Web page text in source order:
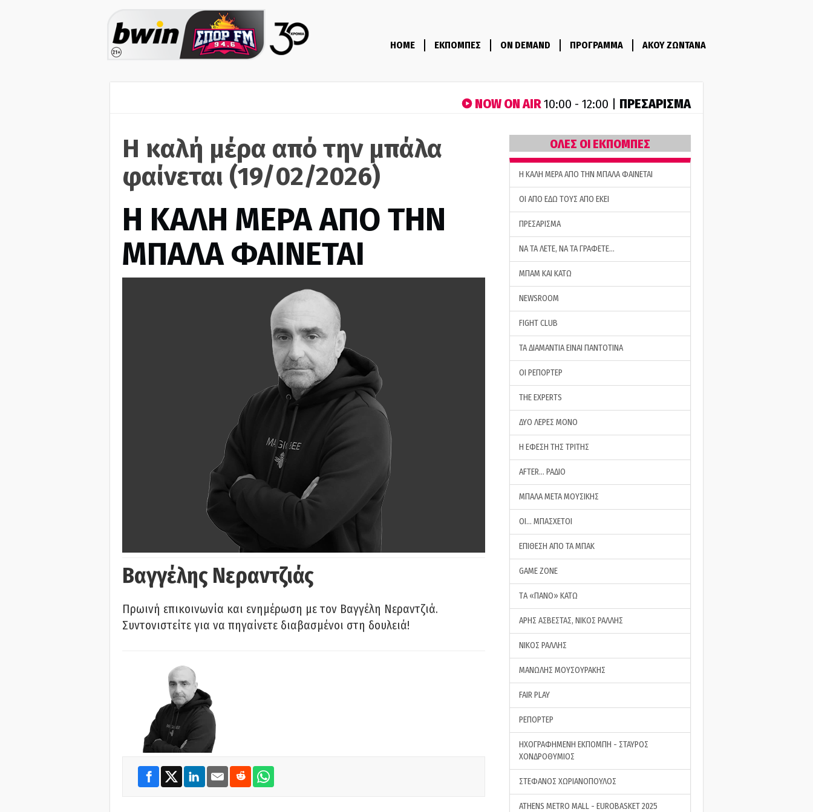
HOME ΕΚΠΟΜΠΕΣ ON DEMAND ΠΡΟΓΡΑΜΜΑ ΑΚΟΥ ΖΩΝΤΑΝΑ
NOW ON AIR10:00 - 12:00 | ΠΡΕΣΑΡΙΣΜΑ
Η καλή μέρα από την μπάλα
φαίνεται (19/02/2026)
H ΚΑΛΗ ΜΕΡΑ ΑΠΟ ΤΗΝ
ΜΠΑΛΑ ΦΑΙΝΕΤΑΙ
Βαγγέλης Νεραντζιάς
Πρωινή επικοινωνία και ενημέρωση με τον Βαγγέλη Νεραντζιά.
Συντονιστείτε για να πηγαίνετε διαβασμένοι στη δουλειά!
ΟΛΕΣ ΟΙ ΕΚΠΟΜΠΕΣ
H ΚΑΛΗ ΜΕΡΑ ΑΠΟ ΤΗΝ ΜΠΑΛΑ ΦΑΙΝΕΤΑΙ
ΟΙ ΑΠΟ ΕΔΩ ΤΟΥΣ ΑΠΟ ΕΚΕΙ
ΠΡΕΣΑΡΙΣΜΑ
ΝΑ ΤΑ ΛΕΤΕ, ΝΑ ΤΑ ΓΡΑΦΕΤΕ…
ΜΠΑΜ ΚΑΙ ΚΑΤΩ
NEWSROOM
FIGHT CLUB
ΤΑ ΔΙΑΜΑΝΤΙΑ ΕΙΝΑΙ ΠΑΝΤΟΤΙΝΑ
ΟΙ ΡΕΠΟΡΤΕΡ
THE EXPERTS
ΔΥΟ ΛΕΡΕΣ ΜΟΝΟ
Η ΕΦΕΣΗ ΤΗΣ ΤΡΙΤΗΣ
AFTER… ΡΑΔΙΟ
ΜΠΑΛΑ ΜΕΤΑ ΜΟΥΣΙΚΗΣ
ΟΙ… ΜΠΑΣΧΕΤΟΙ
ΕΠΙΘΕΣΗ ΑΠΟ ΤΑ ΜΠΑΚ
GAME ZONE
ΤA «ΠΑΝΟ» ΚΑΤΩ
ΑΡΗΣ ΑΣΒΕΣΤΑΣ, ΝΙΚΟΣ ΡΑΛΛΗΣ
ΝΙΚΟΣ ΡΑΛΛΗΣ
ΜΑΝΩΛΗΣ ΜΟΥΣΟΥΡΑΚΗΣ
FAIR PLAY
ΡΕΠΟΡΤΕΡ
ΗΧΟΓΡΑΦΗΜΕΝΗ ΕΚΠΟΜΠΗ - ΣΤΑΥΡΟΣ
ΧΟΝΔΡΟΘΥΜΙΟΣ
ΣΤΕΦΑΝΟΣ ΧΩΡΙΑΝΟΠΟΥΛΟΣ
ATHENS METRO MALL - EUROBASKET 2025